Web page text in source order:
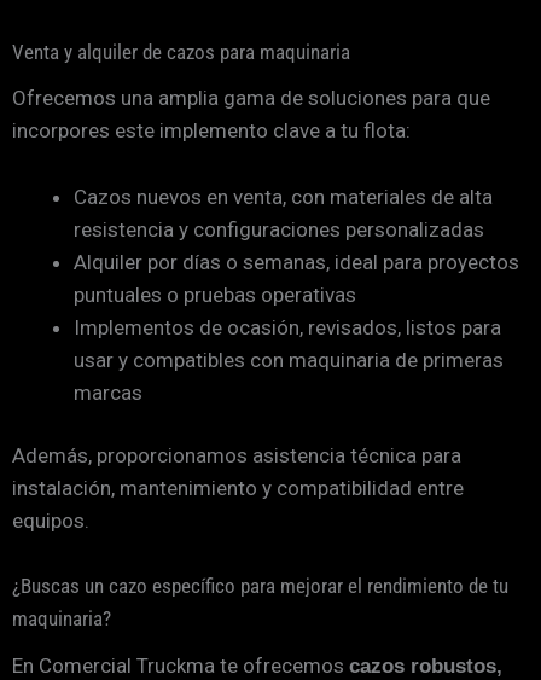
Venta y alquiler de cazos para maquinaria
Ofrecemos una amplia gama de soluciones para que
incorpores este implemento clave a tu flota:
Cazos nuevos en venta, con materiales de alta
resistencia y configuraciones personalizadas
Alquiler por días o semanas, ideal para proyectos
puntuales o pruebas operativas
Implementos de ocasión, revisados, listos para
usar y compatibles con maquinaria de primeras
marcas
Además, proporcionamos asistencia técnica para
instalación, mantenimiento y compatibilidad entre
equipos.
¿Buscas un cazo específico para mejorar el rendimiento de tu
maquinaria?
En Comercial Truckma te ofrecemos cazos robustos,